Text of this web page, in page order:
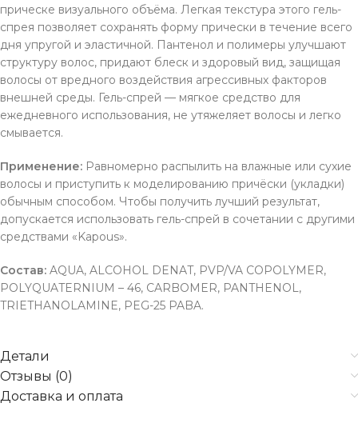
прическе визуального объёма. Легкая текстура этого гель-
спрея позволяет сохранять форму прически в течение всего
дня упругой и эластичной. Пантенол и полимеры улучшают
структуру волос, придают блеск и здоровый вид, защищая
волосы от вредного воздействия агрессивных факторов
внешней среды. Гель-спрей — мягкое средство для
ежедневного использования, не утяжеляет волосы и легко
смывается.
Применение: Равномерно распылить на влажные или сухие
волосы и приступить к моделированию причёски (укладки)
обычным способом. Чтобы получить лучший результат,
допускается использовать гель-спрей в сочетании с другими
средствами «Kapous».
Состав: AQUA, ALCOHOL DENAT, PVP/VA COPOLYMER,
POLYQUATERNIUM – 46, CARBOMER, PANTHENOL,
TRIETHANOLAMINE, PEG-25 PABA.
Детали
Отзывы (0)
Доставка и оплата